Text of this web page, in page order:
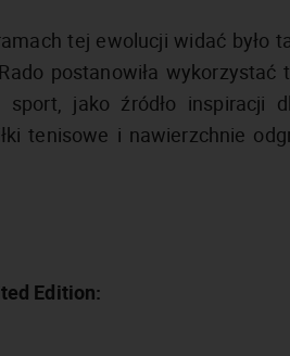
tej ewolucji widać było
postanowiła wykorzystać
jako źródło inspiracji
tenisowe i nawierzchnie
Edition: